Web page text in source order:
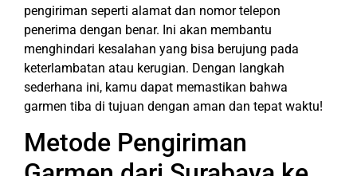
pengiriman seperti alamat dan nomor telepon
penerima dengan benar. Ini akan membantu
menghindari kesalahan yang bisa berujung pada
keterlambatan atau kerugian. Dengan langkah
sederhana ini, kamu dapat memastikan bahwa
garmen tiba di tujuan dengan aman dan tepat waktu!
Metode Pengiriman